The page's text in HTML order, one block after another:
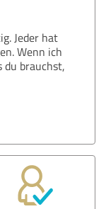
Jeder hat
Wenn ich
du brauchst,